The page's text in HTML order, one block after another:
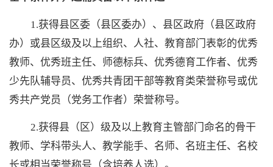
1.获得县区委（县区委办）、县区政府（县区政府
办）或县区级及以上组织、人社、教育部门表彰的优秀
教师、优秀班主任、师德标兵、优秀德育工作者、优秀
少先队辅导员、优秀共青团干部等教育类荣誉称号或优
秀共产党员（党务工作者）荣誉称号。
2.获得县（区）级及以上教育主管部门命名的骨干
教师、学科带头人、教学能手、名师、名班主任、名校